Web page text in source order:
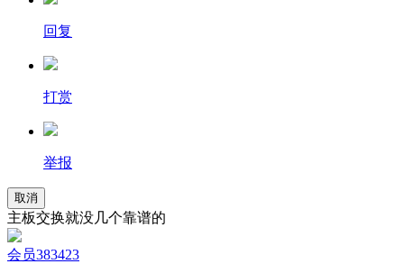
回复
打赏
举报
取消
主板交换就没几个靠谱的
会员383423